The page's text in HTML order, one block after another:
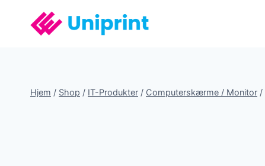
Hjem / Shop / IT-Produkter / Computerskærme / Monitor /